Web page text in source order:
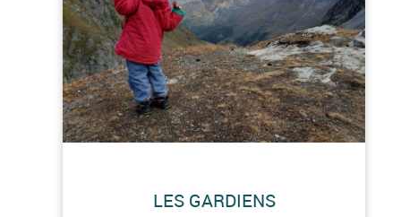
LES GARDIENS
Famille Prafleuri » se réjouissent de